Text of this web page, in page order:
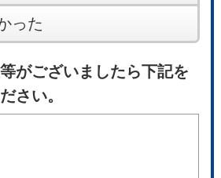
った
がございましたら下記を
さい。